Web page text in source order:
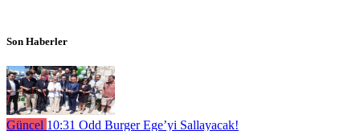
Son Haberler
Güncel 10:31 Odd Burger Ege’yi Sallayacak!